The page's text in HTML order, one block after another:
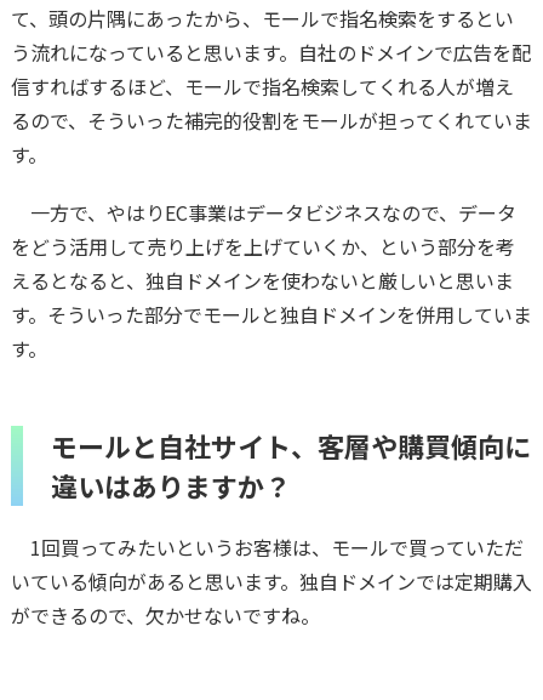
て、頭の片隅にあったから、モールで指名検索をするとい
う流れになっていると思います。自社のドメインで広告を配
信すればするほど、モールで指名検索してくれる人が増え
るので、そういった補完的役割をモールが担ってくれていま
す。
一方で、やはりEC事業はデータビジネスなので、データ
をどう活用して売り上げを上げていくか、という部分を考
えるとなると、独自ドメインを使わないと厳しいと思いま
す。そういった部分でモールと独自ドメインを併用していま
す。
モールと自社サイト、客層や購買傾向に
違いはありますか？
1回買ってみたいというお客様は、モールで買っていただ
いている傾向があると思います。独自ドメインでは定期購入
ができるので、欠かせないですね。